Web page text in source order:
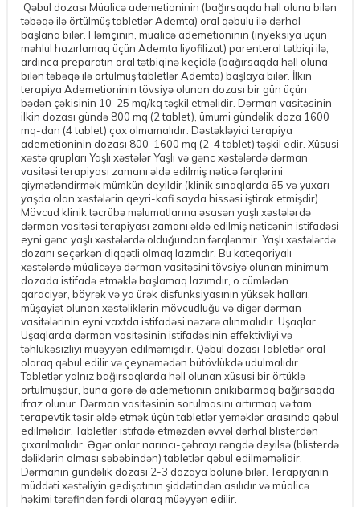
Qəbul dozası Müalicə ademetioninin (bağırsaqda həll oluna bilən
təbəqə ilə örtülmüş tabletlər Ademta) oral qəbulu ilə dərhal
başlana bilər. Həmçinin, müalicə ademetioninin (inyeksiya üçün
məhlul hazırlamaq üçün Ademta liyofilizat) parenteral tətbiqi ilə,
ardınca preparatın oral tətbiqinə keçidlə (bağırsaqda həll oluna
bilən təbəqə ilə örtülmüş tabletlər Ademta) başlaya bilər. İlkin
terapiya Ademetioninin tövsiyə olunan dozası bir gün üçün
bədən çəkisinin 10-25 mq/kq təşkil etməlidir. Dərman vasitəsinin
ilkin dozası gündə 800 mq (2 tablet), ümumi gündəlik doza 1600
mq-dan (4 tablet) çox olmamalıdır. Dəstəkləyici terapiya
ademetioninin dozası 800-1600 mq (2-4 tablet) təşkil edir. Xüsusi
xəstə qrupları Yaşlı xəstələr Yaşlı və gənc xəstələrdə dərman
vasitəsi terapiyası zamanı əldə edilmiş nəticə fərqlərini
qiymətləndirmək mümkün deyildir (klinik sınaqlarda 65 və yuxarı
yaşda olan xəstələrin qeyri-kafi sayda hissəsi iştirak etmişdir).
Mövcud klinik təcrübə məlumatlarına əsasən yaşlı xəstələrdə
dərman vasitəsi terapiyası zamanı əldə edilmiş nəticənin istifadəsi
eyni gənc yaşlı xəstələrdə olduğundan fərqlənmir. Yaşlı xəstələrdə
dozanı seçərkən diqqətli olmaq lazımdır. Bu kateqoriyalı
xəstələrdə müalicəyə dərman vasitəsini tövsiyə olunan minimum
dozada istifadə etməklə başlamaq lazımdır, o cümlədən
qaraciyər, böyrək və ya ürək disfunksiyasının yüksək halları,
müşayiət olunan xəstəliklərin mövcudluğu və digər dərman
vasitələrinin eyni vaxtda istifadəsi nəzərə alınmalıdır. Uşaqlar
Uşaqlarda dərman vasitəsinin istifadəsinin effektivliyi və
təhlükəsizliyi müəyyən edilməmişdir. Qəbul dozası Tabletlər oral
olaraq qəbul edilir və çeynəmədən bütövlükdə udulmalıdır.
Tabletlər yalnız bağırsaqlarda həll olunan xüsusi bir örtüklə
örtülmüşdür, buna görə də ademetionin onikibarmaq bağırsaqda
ifraz olunur. Dərman vasitəsinin sorulmasını artırmaq və tam
terapevtik təsir əldə etmək üçün tabletlər yeməklər arasında qəbul
edilməlidir. Tabletlər istifadə etməzdən əvvəl dərhal blisterdən
çıxarılmalıdır. Əgər onlar narıncı-çəhrayı rəngdə deyilsə (blisterdə
dəliklərin olması səbəbindən) tabletlər qəbul edilməməlidir.
Dərmanın gündəlik dozası 2-3 dozaya bölünə bilər. Terapiyanın
müddəti xəstəliyin gedişatının şiddətindən asılıdır və müalicə
həkimi tərəfindən fərdi olaraq müəyyən edilir.